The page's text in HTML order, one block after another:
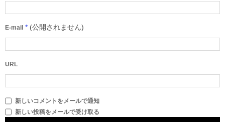
E-mail * (公開されません)
URL
新しいコメントをメールで通知
新しい投稿をメールで受け取る